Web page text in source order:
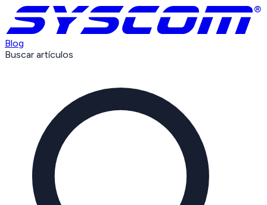
Blog
Buscar artículos